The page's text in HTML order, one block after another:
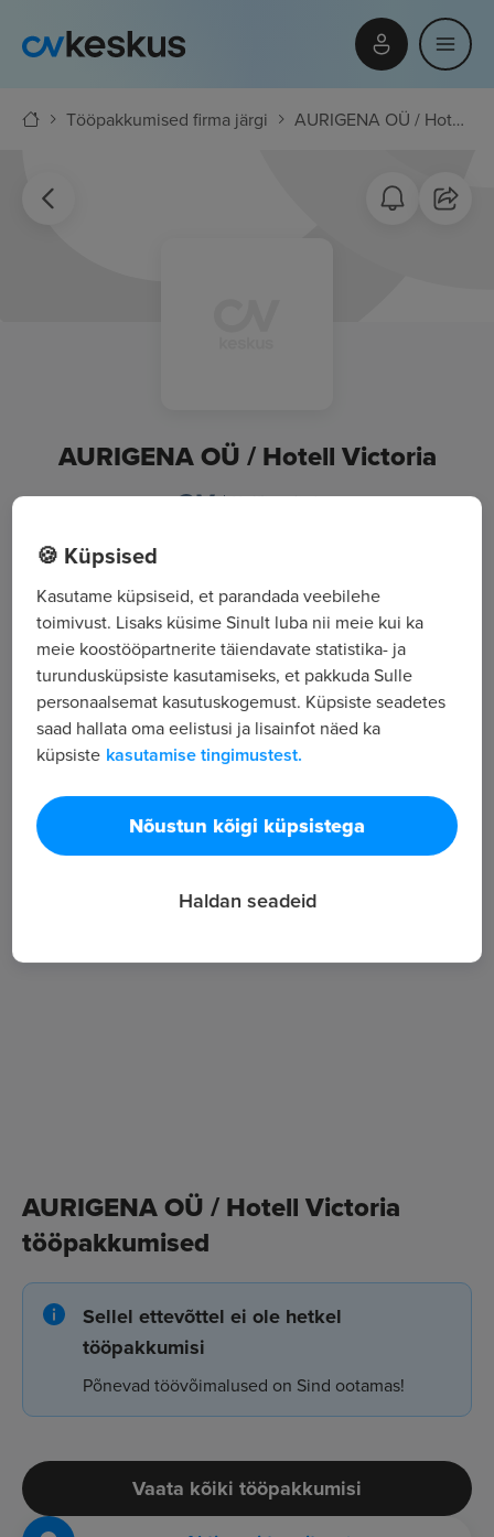
Tööpakkumised firma järgi AURIGENA OÜ / Hotell Victoria
AURIGENA OÜ / Hotell Victoria
Kõik tööpakkumised
Tööpakkuja tutvustus
6
Töötajate arv
AURIGENA OÜ / Hotell Victoria
tööpakkumised
Sellel ettevõttel ei ole hetkel
tööpakkumisi
Põnevad töövõimalused on Sind ootamas!
Vaata kõiki tööpakkumisi
🍪 Küpsised
Kasutame küpsiseid, et parandada veebilehe
toimivust. Lisaks küsime Sinult luba nii meie kui ka
meie koostööpartnerite täiendavate statistika- ja
turundusküpsiste kasutamiseks, et pakkuda Sulle
personaalsemat kasutuskogemust. Küpsiste seadetes
saad hallata oma eelistusi ja lisainfot näed ka
küpsiste kasutamise tingimustest.
Nõustun kõigi küpsistega
Haldan seadeid